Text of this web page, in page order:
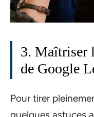
3. Maîtriser
de Google
Pour tirer